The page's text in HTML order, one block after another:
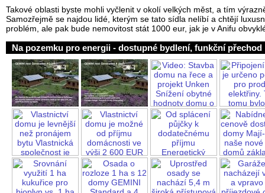
Takové oblasti byste mohli vyčlenit v okolí velkých měst, a tím
Samozřejmě se najdou lidé, kterým se tato sídla nelíbí a chtějí
problém, ale pak bude nemovitost stát 1000 eur, jak je v Anifu
Na pozemku pro energii - dostupné bydlení, funkční přechod